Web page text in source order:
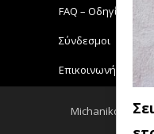
FAQ – Οδηγίες
Σύνδεσμοι
Επικοινωνήστε με
Michanikos-